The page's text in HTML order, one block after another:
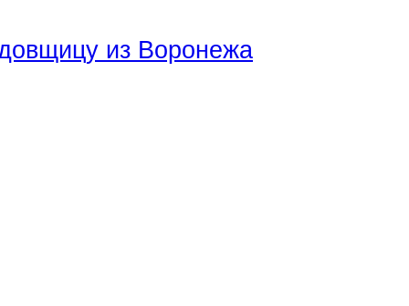
из Воронежа